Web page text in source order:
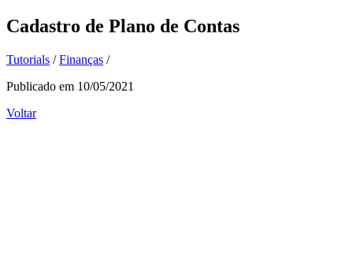
Cadastro de Plano de Contas
Tutorials / Finanças /
Publicado em 10/05/2021
Voltar